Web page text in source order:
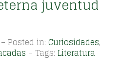
juventud
Posted in: Curiosidades,
– Tags: Literatura